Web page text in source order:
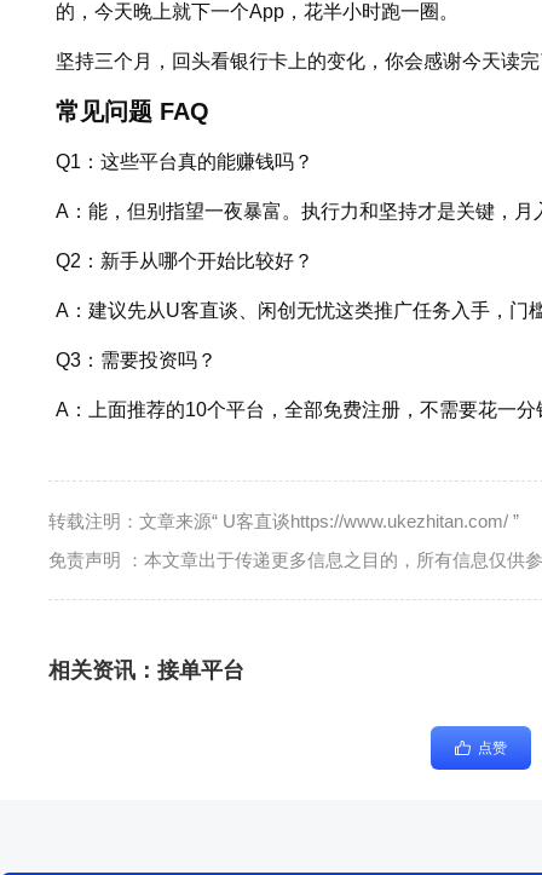
的，今天晚上就下一个App，花半小时跑一圈。
坚持三个月，回头看银行卡上的变化，你会感谢今天读
常见问题 FAQ
Q1：这些平台真的能赚钱吗？
A：能，但别指望一夜暴富。执行力和坚持才是关键，
Q2：新手从哪个开始比较好？
A：建议先从U客直谈、闲创无忧这类推广任务入手，门
Q3：需要投资吗？
A：上面推荐的10个平台，全部免费注册，不需要花一
转载注明：文章来源“ U客直谈https://www.ukezhitan.com/ ”
免责声明 ：本文章出于传递更多信息之目的，所有信息仅供
相关资讯： 接单平台
点赞